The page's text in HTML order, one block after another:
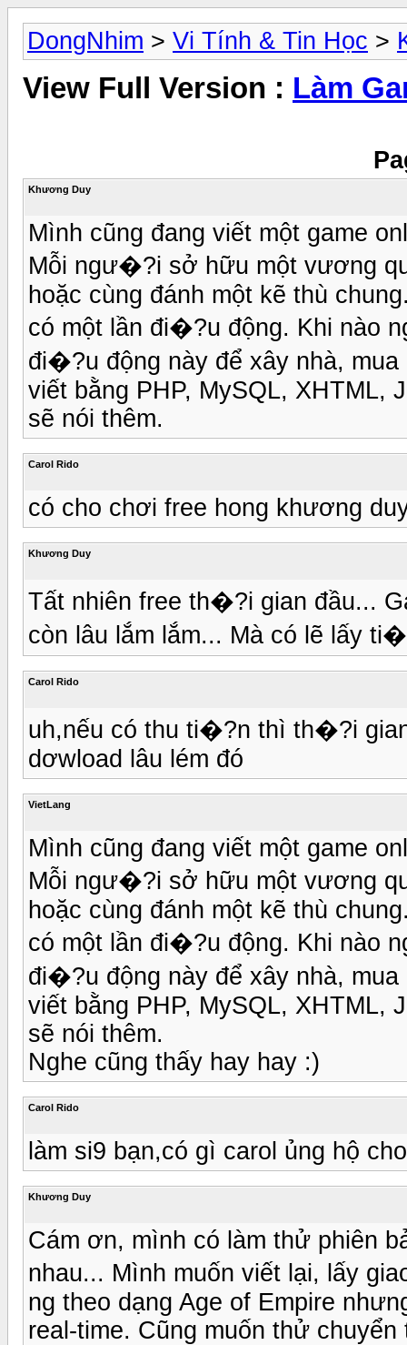
DongNhim > Vi Tính & Tin Học >
View Full Version : Làm
Khương Duy
Mình cũng đang viết một game
Mỗi ngư�?i sở hữu một vương
hoặc cùng đánh một kẽ thù
có một lần đi�?u động. Khi nào
đi�?u động này để xây nhà,
viết bằng PHP, MySQL, XHTML,
sẽ nói thêm.
Carol Rido
có cho chơi free hong khương
Khương Duy
Tất nhiên free th�?i gian đầu...
còn lâu lắm lắm... Mà có lẽ lấy
Carol Rido
uh,nếu có thu ti�?n thì th�?i
dơwload lâu lém đó
VietLang
Mình cũng đang viết một game
Mỗi ngư�?i sở hữu một vương
hoặc cùng đánh một kẽ thù
có một lần đi�?u động. Khi nào
đi�?u động này để xây nhà,
viết bằng PHP, MySQL, XHTML,
sẽ nói thêm.
Nghe cũng thấy hay hay :)
Carol Rido
làm si9 bạn,có gì carol ủng hộ
Khương Duy
Cám ơn, mình có làm thử phiên
nhau... Mình muốn viết lại, lấy
ng theo dạng Age of Empire
real-time. Cũng muốn thử